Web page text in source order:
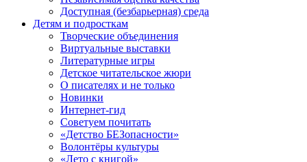
Доступная (безбарьерная) среда
Детям и подросткам
Творческие объединения
Виртуальные выставки
Литературные игры
Детское читательское жюри
О писателях и не только
Новинки
Интернет-гид
Советуем почитать
«Детство БЕЗопасности»
Волонтёры культуры
«Лето с книгой»